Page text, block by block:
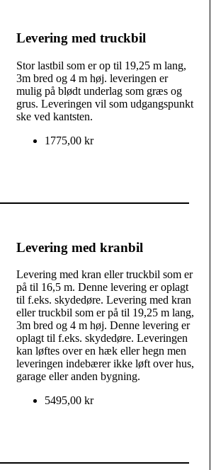
Levering med truckbil
Stor lastbil som er op til 19,25 m lang,
3m bred og 4 m høj. leveringen er
mulig på blødt underlag som græs og
grus. Leveringen vil som udgangspunkt
ske ved kantsten.
1775,00 kr
Levering med kranbil
Levering med kran eller truckbil som er
på til 16,5 m. Denne levering er oplagt
til f.eks. skydedøre. Levering med kran
eller truckbil som er på til 19,25 m lang,
3m bred og 4 m høj. Denne levering er
oplagt til f.eks. skydedøre. Leveringen
kan løftes over en hæk eller hegn men
leveringen indebærer ikke løft over hus,
garage eller anden bygning.
5495,00 kr